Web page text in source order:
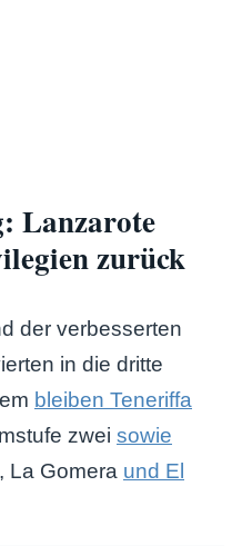
Lanzarote
zurück
der verbesserten
in die dritte
bleiben Teneriffa
zwei sowie
La Gomera und El